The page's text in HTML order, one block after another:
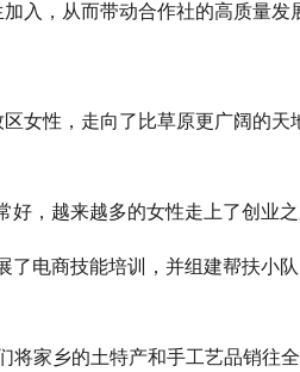
入，从而带动合作社的高质量发
性，走向了比草原更广阔的天
，越来越多的女性走上了创业之
电商技能培训，并组建帮扶小
家乡的土特产和手工艺品销往